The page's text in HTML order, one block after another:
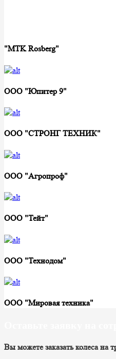
"MTK Rosberg"
ООО "Юпитер 9"
ООО "СТРОНГ ТЕХНИК"
ООО "Агропроф"
ООО "Тейт"
ООО "Технодом"
ООО "Мировая техника"
Вы можете заказать колеса на